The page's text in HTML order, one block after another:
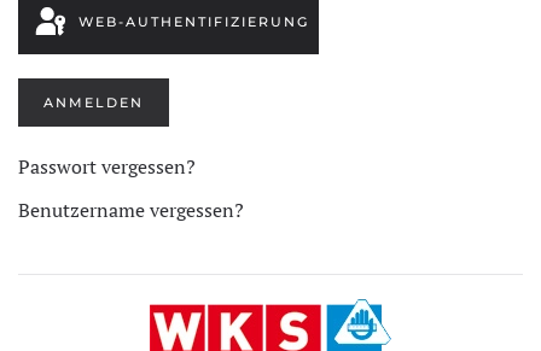
WEB-AUTHENTIFIZIERUNG
ANMELDEN
Passwort vergessen?
Benutzername vergessen?